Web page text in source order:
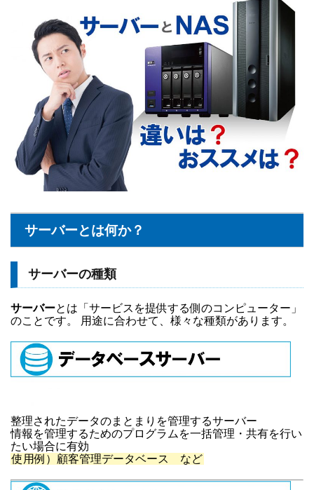
サーバーとは何か？
サーバーの種類
サーバーとは「サービスを提供する側のコンピューター」
のことです。 用途に合わせて、様々な種類があります。
整理されたデータのまとまりを管理するサーバー
情報を管理するためのプログラムを一括管理・共有を行い
たい場合に有効
使用例）顧客管理データベース など